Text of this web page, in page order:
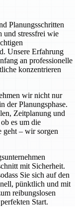
Planungsschritten
und stressfrei wie
Unsere Erfahrung
an professionelle
konzentrieren
wir nicht nur
der Planungsphase.
Zeitplanung und
es um die
– wir sorgen
mit Sicherheit.
Sie sich auf den
pünktlich und mit
reibungslosen
Start.